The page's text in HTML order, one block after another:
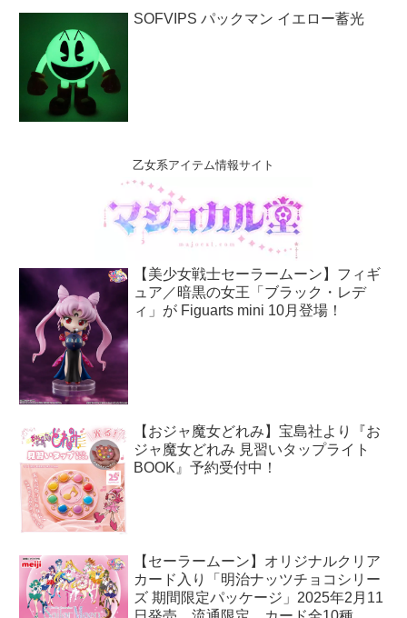
SOFVIPS パックマン イエロー蓄光
乙女系アイテム情報サイト
【美少女戦士セーラームーン】フィギ
ュア／暗黒の女王「ブラック・レデ
ィ」が Figuarts mini 10月登場！
【おジャ魔女どれみ】宝島社より『お
ジャ魔女どれみ 見習いタップライト
BOOK』予約受付中！
【セーラームーン】オリジナルクリア
カード入り「明治ナッツチョコシリー
ズ 期間限定パッケージ」2025年2月11